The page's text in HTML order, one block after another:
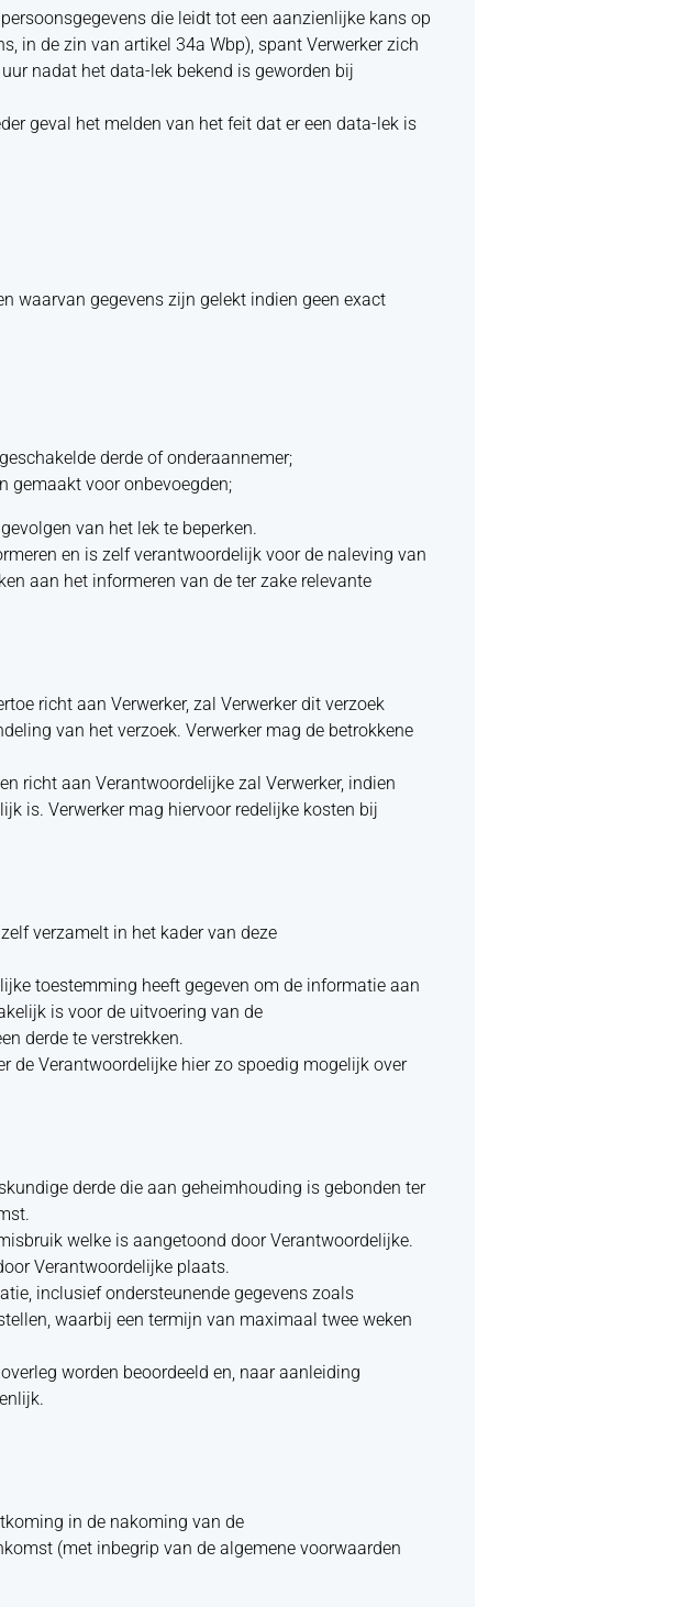
die leidt tot een aanzienlijke kans op
in de zin van artikel 34a Wbp), spant Verwerker zich
nadat het data-lek bekend is geworden bij
geval het melden van het feit dat er een data-lek is
waarvan gegevens zijn gelekt indien geen exact
derde of onderaannemer;
gemaakt voor onbevoegden;
van het lek te beperken.
en is zelf verantwoordelijk voor de naleving van
aan het informeren van de ter zake relevante
richt aan Verwerker, zal Verwerker dit verzoek
van het verzoek. Verwerker mag de betrokkene
richt aan Verantwoordelijke zal Verwerker, indien
is. Verwerker mag hiervoor redelijke kosten bij
verzamelt in het kader van deze
toestemming heeft gegeven om de informatie aan
is voor de uitvoering van de
derde te verstrekken.
de Verantwoordelijke hier zo spoedig mogelijk over
derde die aan geheimhouding is gebonden ter
welke is aangetoond door Verantwoordelijke.
Verantwoordelijke plaats.
inclusief ondersteunende gegevens zoals
waarbij een termijn van maximaal twee weken
worden beoordeeld en, naar aanleiding
in de nakoming van de
(met inbegrip van de algemene voorwaarden